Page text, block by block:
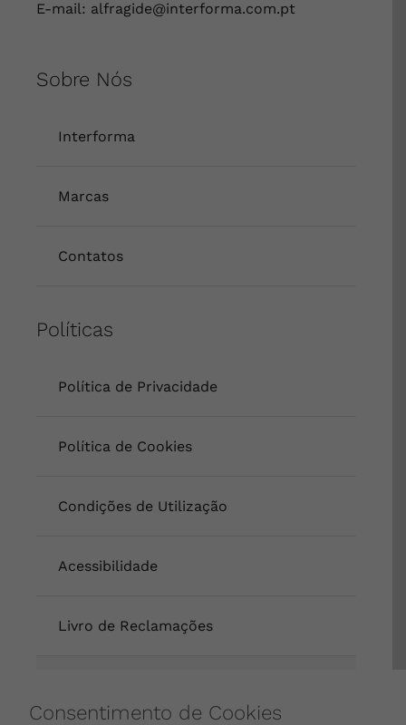
E-mail: alfragide@interforma.com.pt
Sobre Nós
Interforma
Marcas
Contatos
Políticas
Política de Privacidade
Política de Cookies
Condições de Utilização
Acessibilidade
Livro de Reclamações
Consentimento de Cookies